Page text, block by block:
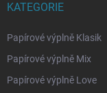
KATEGORIE
Papírové výplně Klasik
Papírové výplně Mix
Papírové výplně Love